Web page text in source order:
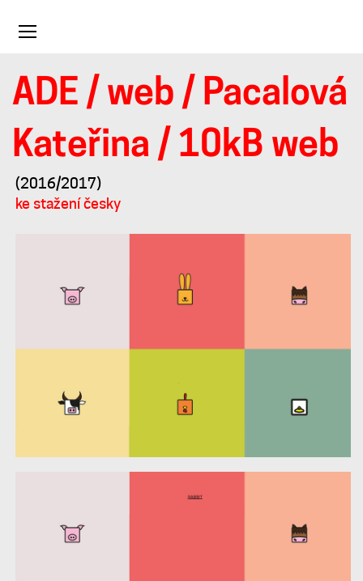
Toggle
ADE / web / Pacalová
Kateřina / 10kB web
10kB
web
(2016/2017)
ke stažení česky